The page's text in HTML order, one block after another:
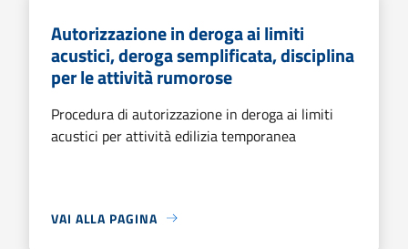
Autorizzazione in deroga ai limiti
acustici, deroga semplificata, disciplina
per le attività rumorose
Procedura di autorizzazione in deroga ai limiti
acustici per attività edilizia temporanea
VAI ALLA PAGINA